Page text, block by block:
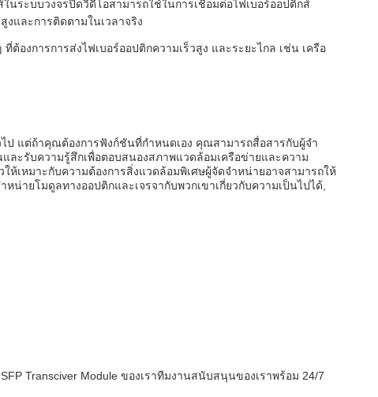
ระบบวงจรปิดวีดีโอสามารถใช้ในการเชื่อมต่อไฟเบอร์ออปติกส์
และการติดตามในเวลาจริง
องการการส่งไฟเบอร์ออปติกความเร็วสูง และระยะไกล เช่น เครือ
ไป แต่ถ้าคุณต้องการฟังก์ชันที่กําหนดเอง คุณสามารถสื่อสารกับผู้จํา
ละรับความรู้สึกเพื่อตอบสนองสภาพแวดล้อมเครือข่ายและความ
ห้เหมาะกับความต้องการสิ่งแวดล้อมพิเศษผู้จัดจําหน่ายอาจสามารถให้
ายโมดูลทางออปติกและเจรจากับพวกเขาเกี่ยวกับความเป็นไปได้,
Transciver Module ของเราทีมงานสนับสนุนของเราพร้อม 24/7